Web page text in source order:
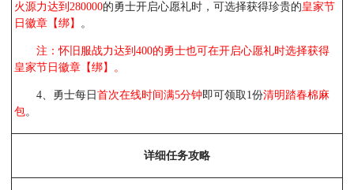
火源力达到280000的勇士开启心愿礼时，可选择获得珍贵的皇家节
日徽章【绑】 。
注：怀旧服战力达到400的勇士也可在开启心愿礼时选择获得
皇家节日徽章【绑】。
4、勇士每日 首次在线时间满5分钟即可领取1份清明踏春棉麻
包。
详细任务攻略